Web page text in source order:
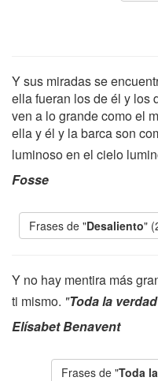
Y sus miradas se
ella fueran los de él y los
ven a lo grande como el
ella y él y la barca son
luminoso en el cielo
Fosse
Frases de "Desaliento"
Y no hay mentira más
ti mismo. "Toda la
Elísabet Benavent
Frases de "Toda